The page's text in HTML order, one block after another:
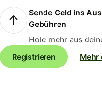
Sende Geld ins
Gebühren
Hole mehr aus
Registrieren
Mehr